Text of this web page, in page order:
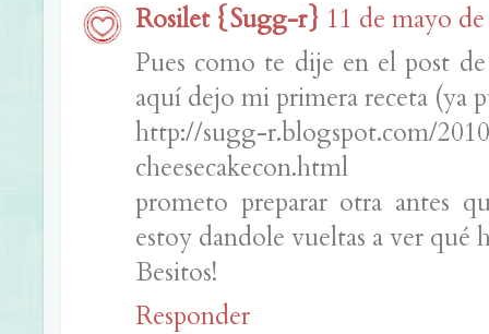
Rosilet {Sugg-r} 11 de mayo
Pues como te dije en el post
aquí dejo mi primera receta (ya
http://sugg-r.blogspot.com/
cheesecakecon.html
prometo preparar otra antes
estoy dandole vueltas a ver qué
Besitos!
Responder